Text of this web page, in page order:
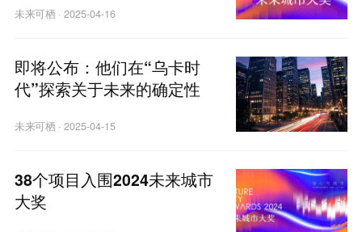
未来可栖 · 2025-04-16
即将公布：他们在“乌卡时
代”探索关于未来的确定性
未来可栖 · 2025-04-15
38个项目入围2024未来城市
大奖